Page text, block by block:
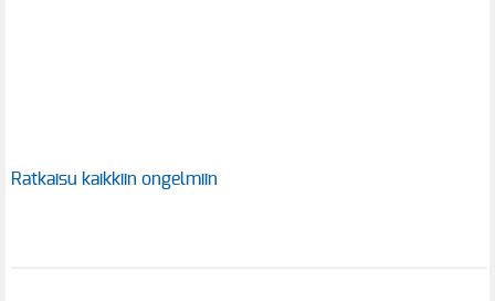
Ratkaisu kaikkiin ongelmiin